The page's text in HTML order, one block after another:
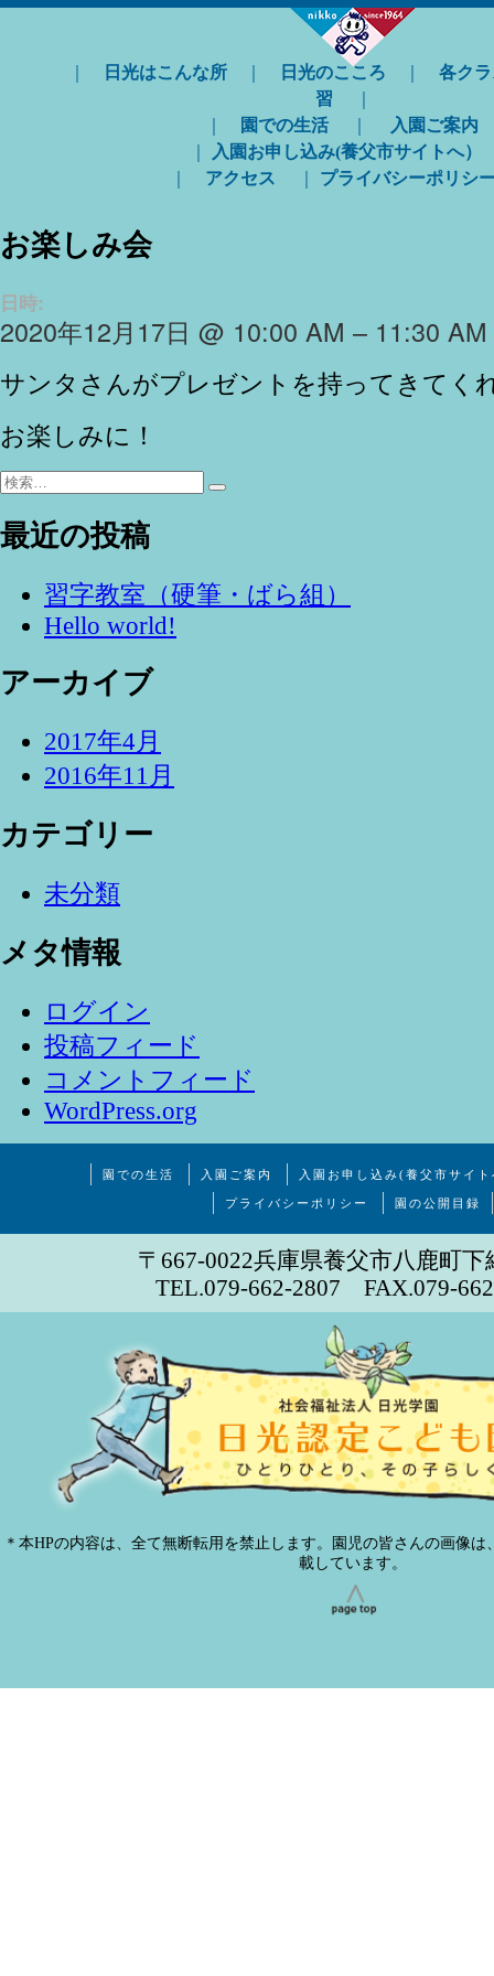
日光はこんな所 日光のこころ
各ク
習
園での生活 入園ご案内
入園お申し込み(養父市サイトへ）
アクセス プライバシーポリシ
お楽しみ会
日時:
2020年12月17日 @ 10:00 AM – 11:30 AM
サンタさんがプレゼントを持ってきてく
お楽しみに！
検
検
最近の投稿
習字教室（硬筆・ばら組）
Hello world!
アーカイブ
2017年4月
2016年11月
カテゴリー
未分類
メタ情報
ログイン
投稿フィード
コメントフィード
WordPress.org
園での生活 入園ご案内 入園お申し込み(養父市サイ
プライバシーポリシー 園の公開目録
〒667-0022兵庫県養父市八鹿町下
TEL.079-662-2807 FAX.079-
＊本HPの内容は、全て無断転用を禁止します。園児の皆さんの画像
載しています。